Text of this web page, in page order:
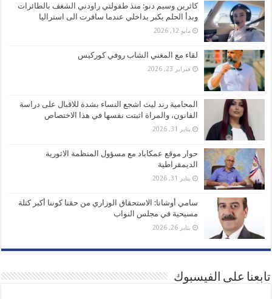
كاثرين وسيم دنو: منذ طفولتي راودني الشغف بالطائرات
وبدأ الحلم يكبر بداخلي عندما سافرت الى استراليا
مايو 12, 2026
لقاء مع المغني الشاب روفي كوركيس
فبراير 23, 2026
المحامية رند ليث اشجع النساء بشدة للاقبال على دراسة
القانون، والمراة اثبتت نفسها في هذا الاختصاص
يناير 31, 2026
حوار موقع عمكاباد مع مسؤول المنظمة الاثورية
الديمقراطية
يناير 31, 2026
سامي أوشانا: الاستحقاق الوزاري من حقنا كوننا أكبر كتلة
مسيحية في مجلس النواب
يناير 26, 2026
تابعنا على الفيسبوك